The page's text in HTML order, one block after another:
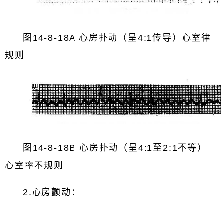
图14-8-18A 心房扑动（呈4:1传导）心室律
规则
图14-8-18B 心房扑动（呈4:1至2:1不等）
心室率不规则
2.心房颤动：